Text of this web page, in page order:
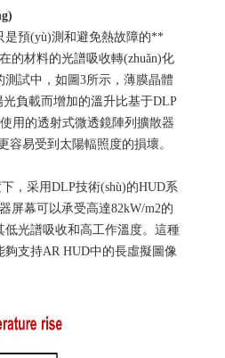
是預(yù)測和避免熱故障的**
的材料的光譜吸收轉(zhuǎn)化
測試中，如圖3所示，薄膜晶體
負載而增加的溫升比基于DLP
用的透射式微透鏡陣列擴散器
更容易受到太陽輻照度的損壞。
，采用DLP技術(shù)的HUD系
屏幕可以承受高達82kW/m2的
低光譜吸收和高工作溫度。這種
夠支持AR HUD中的長虛擬圖像